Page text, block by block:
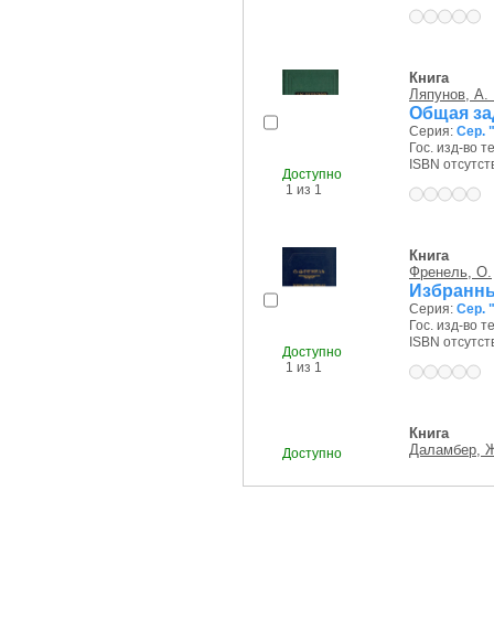
Доступно
1 из 1
Книга
Ляпунов,
Общая
Серия: Сер.
Гос. изд-во
ISBN
Доступно
1 из 1
Книга
Френель, О.
Серия: Сер.
Гос. изд-во
ISBN
Доступно
Книга
Даламбер,